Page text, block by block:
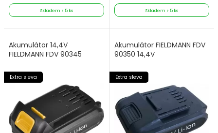
Skladem > 5 ks Skladem > 5 ks
Akumulátor 14,4V
FIELDMANN FDV 90345
Extra sleva
Akumulátor FIELDMANN FDV
90350 14,4V
Extra sleva